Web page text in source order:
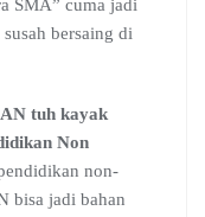
SMA” cuma jadi
bersaing di
tuh kayak
Non
non-
bisa jadi bahan